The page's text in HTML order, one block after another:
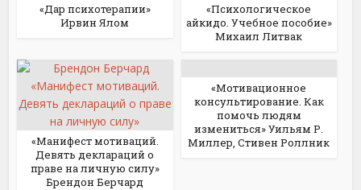
«Дар психотерапии»
Ирвин Ялом
«Психологическое
айкидо. Учебное пособие»
Михаил Литвак
«Манифест мотиваций.
Девять деклараций о
праве на личную силу»
Брендон Берчард
«Мотивационное
консультирование. Как
помочь людям
измениться» Уильям Р.
Миллер, Стивен Роллник